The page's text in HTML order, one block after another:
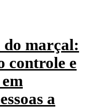
do marçal:
controle e
a